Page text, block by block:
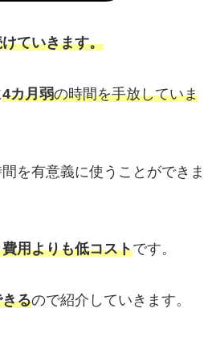
ていきます。
4カ月弱の時間を手放していま
を有意義に使うことができま
用よりも低コストです。
るので紹介していきます。